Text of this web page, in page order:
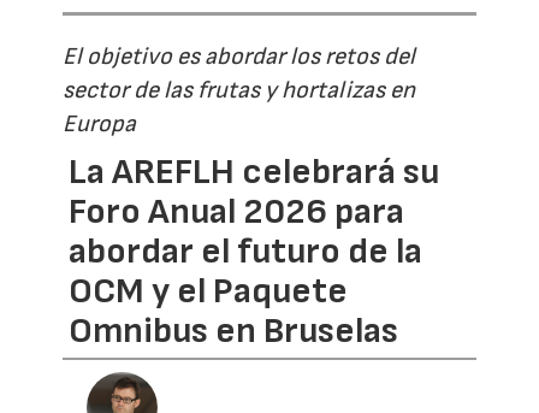
El objetivo es abordar los retos del
sector de las frutas y hortalizas en
Europa
La AREFLH celebrará su
Foro Anual 2026 para
abordar el futuro de la
OCM y el Paquete
Omnibus en Bruselas